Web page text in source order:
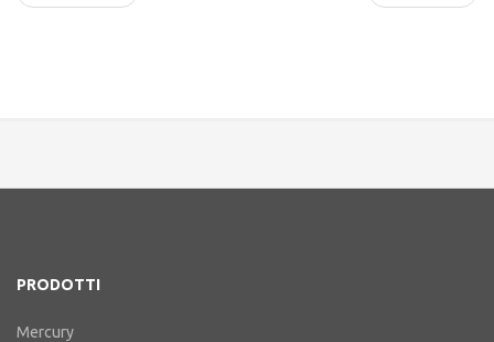
PRODOTTI
Mercury